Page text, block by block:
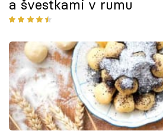
a švestkami v rumu